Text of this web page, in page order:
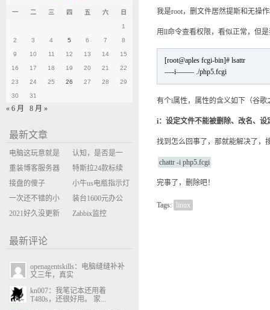
我是root，删文件居然提斯和无操
用ll命令查看权限，看似正常，但
[root@aples fcgi-bin]# lsattr
—-i——– ./php5.fcgi
有个i属性，属性的含义如下（谷歌
i：设定文件不能被删除、改名、
找到怎么回事了，那就能解决了，
chattr -i php5.fcgi
完事了，删除吧！
Tags: linux
一 二 三 四 五 六 日
1
2 3 4 5 6 7 8
9 10 11 12 13 14 15
16 17 18 19 20 21 22
23 24 25 26 27 28 29
30 31
« 6 月 8 月 »
最新文章
电脑这玩意就是
缝缝补补的事
认知，是否是一
座大山？当架构
决策变成配置清
单比价
重装博客服务器
环境
特斯拉24款标续
Model Y 2万公里
使用体验
接盘的傻子
小牛us电瓶指示灯
闪三次不上电
一次还不错的小
米售后体验
装台1600元办公
主机
2021好久没更新
Zabbix监控
最新评论
openagentskills：电脑缝缝补补
又三年，真实
kn007：我笔记本还用着
T480s，还很好用。 家...